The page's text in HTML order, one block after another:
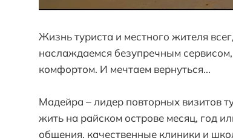
Жизнь туриста и местного жителя
наслаждаемся безупречным
комфортом. И мечтаем вернуться...
Мадейра – лидер повторных визитов
жить на райском острове месяц, год
общения, качественные клиники и